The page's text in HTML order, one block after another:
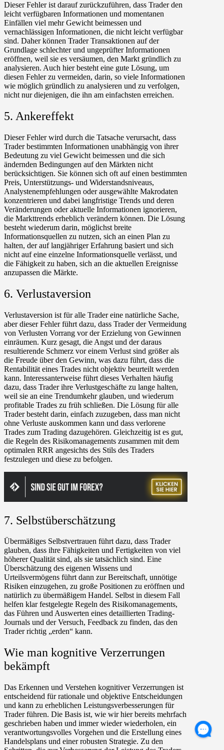
Dieser Fehler ist darauf zurückzuführen, dass Trader den
leicht verfügbaren Informationen und momentanen
Einfällen viel mehr Gewicht beimessen und
vernachlässigen Informationen, die nicht leicht verfügbar
sind. Daher können Trader Transaktionen auf der
Grundlage schlechter und ungeprüfter Informationen
eröffnen, weil sie es versäumen, den Markt gründlich zu
analysieren. Auch hier besteht eine gute Lösung, um
diesen Fehler zu vermeiden, darin, so viele Informationen
wie möglich gründlich zu analysieren und zu verfolgen,
nicht nur diejenigen, die ihn am einfachsten erreichen.
5. Ankereffekt
Dieser Fehler wird durch die Tatsache verursacht, dass
Trader bestimmten Informationen unabhängig von ihrer
Bedeutung zu viel Gewicht beimessen und die sich
ändernden Bedingungen auf den Märkten nicht
berücksichtigen. Sie können sich oft auf einen bestimmten
Preis, Unterstützungs- und Widerstandsniveaus,
Analystenempfehlungen oder ausgewählte Makrodaten
konzentrieren und dabei langfristige Trends und deren
Veränderungen oder aktuelle Informationen ignorieren,
die Markttrends erheblich verändern können. Die Lösung
besteht wiederum darin, möglichst breite
Informationsquellen zu nutzen, sich an einen Plan zu
halten, der auf langjähriger Erfahrung basiert und sich
nicht auf eine einzelne Informationsquelle verlässt, und
die Fähigkeit zu haben, sich an die aktuellen Ereignisse
anzupassen die Märkte.
6. Verlustaversion
Verlustaversion ist für alle Trader eine natürliche Sache,
aber dieser Fehler führt dazu, dass Trader der Vermeidung
von Verlusten Vorrang vor der Erzielung von Gewinnen
einräumen. Kurz gesagt, die Angst und der daraus
resultierende Schmerz vor einem Verlust sind größer als
die Freude über den Gewinn, was dazu führt, dass die
Rentabilität eines Trades nicht objektiv beurteilt werden
kann. Interessanterweise führt dieses Verhalten häufig
dazu, dass Trader ihre Verlustgeschäfte zu lange halten,
weil sie an eine Trendumkehr glauben, und wiederum
profitable Trades zu früh schließen. Die Lösung für alle
Trader besteht darin, einfach zuzugeben, dass man nicht
ohne Verluste auskommen kann und dass verlorene
Trades zum Trading dazugehören. Gleichzeitig ist es gut,
die Regeln des Risikomanagements zusammen mit dem
optimalen RRR angesichts des Stils des Traders
festzulegen und diese zu befolgen.
7. Selbstüberschätzung
Übermäßiges Selbstvertrauen führt dazu, dass Trader
glauben, dass ihre Fähigkeiten und Fertigkeiten von viel
höherer Qualität sind, als sie tatsächlich sind. Eine
Überschätzung des eigenen Wissens und
Urteilsvermögens führt dann zur Bereitschaft, unnötige
Risiken einzugehen, zu große Positionen zu eröffnen und
natürlich zu übermäßigem Handel. Selbst in diesem Fall
helfen klar festgelegte Regeln des Risikomanagements,
das Führen und Auswerten eines detaillierten Trading-
Journals und der Versuch, Feedback zu finden, das den
Trader richtig „erden“ kann.
Wie man kognitive Verzerrungen
bekämpft
Das Erkennen und Verstehen kognitiver Verzerrungen ist
entscheidend für rationale und objektive Entscheidungen
und kann zu erheblichen Leistungsverbesserungen für
Trader führen. Die Basis ist, wie wir hier bereits mehrfach
geschrieben haben und immer wieder wiederholen, ein
verantwortungsvolles Vorgehen und die Erstellung eines
Handelsplans und einer robusten Strategie. Zu den